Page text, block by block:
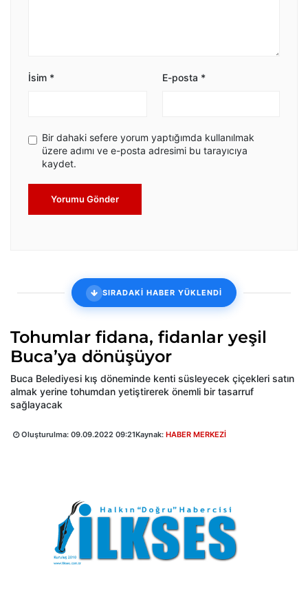
İsim * E-posta *
Bir dahaki sefere yorum yaptığımda kullanılmak
üzere adımı ve e-posta adresimi bu tarayıcıya
kaydet.
Yorumu Gönder
SIRADAKİ HABER YÜKLENDİ
Tohumlar fidana, fidanlar yeşil
Buca’ya dönüşüyor
Buca Belediyesi kış döneminde kenti süsleyecek çiçekleri satın
almak yerine tohumdan yetiştirerek önemli bir tasarruf
sağlayacak
Oluşturulma: 09.09.2022 09:21Kaynak: HABER MERKEZİ